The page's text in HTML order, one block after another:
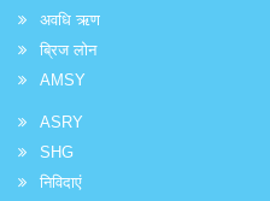
अवधि ऋण
ब्रिज लोन
AMSY
ASRY
SHG
निविदाएं